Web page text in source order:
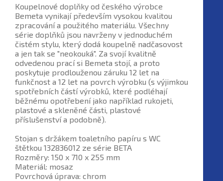
Koupelnové doplňky od českého výrobce
Bemeta vynikají především vysokou kvalitou
zpracování a použitého materiálu. Všechny
série doplňků jsou navrženy v jednoduchém
čistém stylu, který dodá koupelně nadčasovost
a jen tak se "neokouká". Za svojí kvalitně
odvedenou prací si Bemeta stojí, a proto
poskytuje prodlouženou záruku 12 let na
funkčnost a 12 let na povrch výrobku (s výjimkou
spotřebních částí výrobků, které podléhají
běžnému opotřebení jako například rukojeti,
plastové a skleněné části, plastové
příslušenství a podobně).
Stojan s držákem toaletního papíru s WC
štětkou 132836012 ze série BETA
Rozměry: 150 x 710 x 255 mm
Materiál: mosaz
Povrchová úprava: chrom